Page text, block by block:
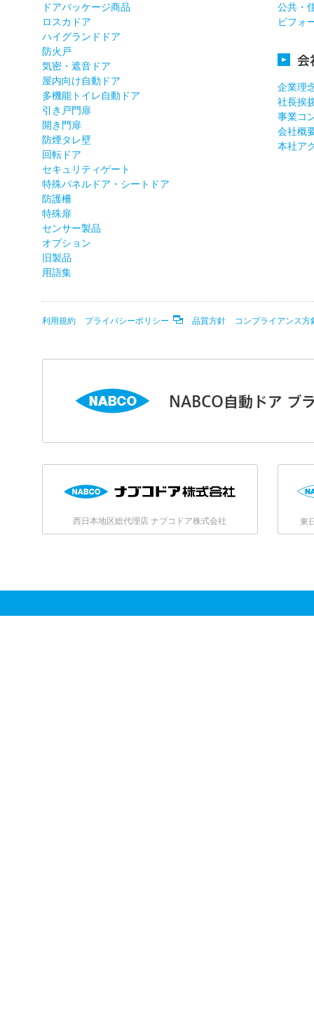
ドアパッケージ商品
ロスカドア
ハイグランドドア
防火戸
気密・遮音ドア
屋内向け自動ドア
多機能トイレ自動ドア
引き戸門扉
開き門扉
防煙タレ壁
回転ドア
セキュリティゲート
特殊パネルドア・シートドア
防護柵
特殊扉
センサー製品
オプション
旧製品
用語集
公共・
ビフォ
会
企業理
社長挨
事業コ
会社概
本社ア
利用規約 プライバシーポリシー 品質方針 コンプライアンス方
NABCO自動ドア ブ
西日本地区総代理店 ナブコドア株式会社 東